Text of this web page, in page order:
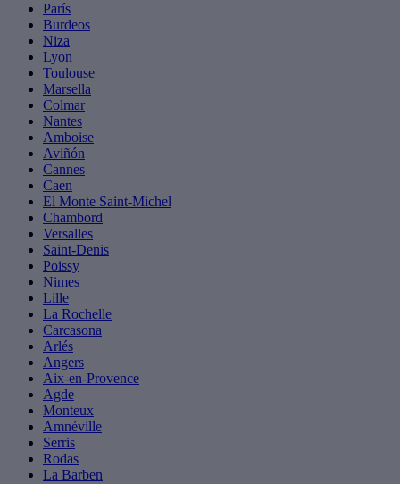
París
Burdeos
Niza
Lyon
Toulouse
Marsella
Colmar
Nantes
Amboise
Aviñón
Cannes
Caen
El Monte Saint-Michel
Chambord
Versalles
Saint-Denis
Poissy
Nimes
Lille
La Rochelle
Carcasona
Arlés
Angers
Aix-en-Provence
Agde
Monteux
Amnéville
Serris
Rodas
La Barben